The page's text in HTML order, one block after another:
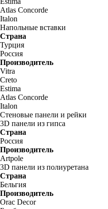
Atlas Concorde
Italon
Напольные вставки
Страна
Турция
Россия
Производитель
Vitra
Creto
Estima
Atlas Concorde
Italon
Стеновые панели и рейки
3D панели из гипса
Страна
Россия
Производитель
Artpole
3D панели из полиуретана
Страна
Бельгия
Производитель
Orac Decor